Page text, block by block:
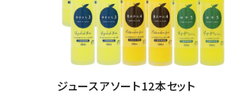
ジュースアソート12本セット